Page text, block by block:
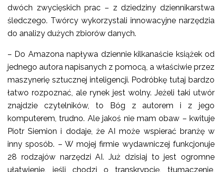
dwóch zwycięskich prac – z dziedziny dziennikarstwa
śledczego. Twórcy wykorzystali innowacyjne narzędzia
do analizy dużych zbiorów danych.
– Do Amazona napływa dziennie kilkanaście książek od
jednego autora napisanych z pomocą, a właściwie przez
maszynerię sztucznej inteligencji. Podróbkę tutaj bardzo
łatwo rozpoznać, ale rynek jest wolny. Jeżeli taki utwór
znajdzie czytelników, to Bóg z autorem i z jego
komputerem, trudno. Ale jakoś nie mam obaw – kwituje
Piotr Siemion i dodaje, że AI może wspierać branżę w
inny sposób. – W mojej firmie wydawniczej funkcjonuje
28 rodzajów narzędzi AI. Już dzisiaj to jest ogromne
ułatwienie, jeśli chodzi o transkrypcję, tłumaczenie,